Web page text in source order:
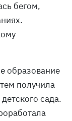
бегом,
образование
получила
сада.